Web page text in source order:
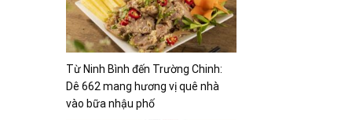
Từ Ninh Bình đến Trường Chinh:
Dê 662 mang hương vị quê nhà
vào bữa nhậu phố